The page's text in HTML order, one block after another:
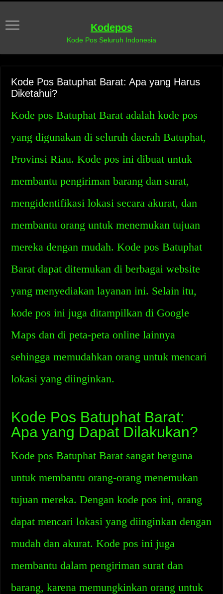
Kodepos
Kode Pos Seluruh Indonesia
Kode Pos Batuphat Barat: Apa yang Harus
Diketahui?
Kode pos Batuphat Barat adalah kode pos
yang digunakan di seluruh daerah Batuphat,
Provinsi Riau. Kode pos ini dibuat untuk
membantu pengiriman barang dan surat,
mengidentifikasi lokasi secara akurat, dan
membantu orang untuk menemukan tujuan
mereka dengan mudah. Kode pos Batuphat
Barat dapat ditemukan di berbagai website
yang menyediakan layanan ini. Selain itu,
kode pos ini juga ditampilkan di Google
Maps dan di peta-peta online lainnya
sehingga memudahkan orang untuk mencari
lokasi yang diinginkan.
Kode Pos Batuphat Barat:
Apa yang Dapat Dilakukan?
Kode pos Batuphat Barat sangat berguna
untuk membantu orang-orang menemukan
tujuan mereka. Dengan kode pos ini, orang
dapat mencari lokasi yang diinginkan dengan
mudah dan akurat. Kode pos ini juga
membantu dalam pengiriman surat dan
barang, karena memungkinkan orang untuk